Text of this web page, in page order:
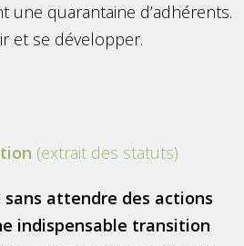
une quarantaine d’adhérents.
et se développer.
(extrait des statuts)
attendre des actions
indispensable transition